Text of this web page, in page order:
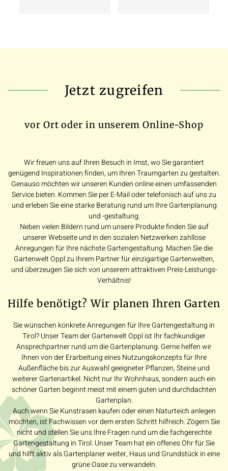
Jetzt zugreifen
vor Ort oder in unserem Online-Shop
Wir freuen uns auf Ihren Besuch in Imst, wo Sie garantiert
genügend Inspirationen finden, um Ihren Traumgarten zu gestalten.
Genauso möchten wir unseren Kunden online einen umfassenden
Service bieten. Kommen Sie per E-Mail oder telefonisch auf uns zu
und erleben Sie eine starke Beratung rund um Ihre Gartenplanung
und -gestaltung.
Neben vielen Bildern rund um unsere Produkte finden Sie auf
unserer Webseite und in den sozialen Netzwerken zahllose
Anregungen für Ihre nächste Gartengestaltung. Machen Sie die
Gartenwelt Oppl zu Ihrem Partner für einzigartige Gartenwelten,
und überzeugen Sie sich von unserem attraktiven Preis-Leistungs-
Verhältnis!
Hilfe benötigt? Wir planen Ihren Garten
Sie wünschen konkrete Anregungen für Ihre Gartengestaltung in
Tirol? Unser Team der Gartenwelt Oppl ist Ihr fachkundiger
Ansprechpartner rund um die Gartenplanung. Gerne helfen wir
Ihnen von der Erarbeitung eines Nutzungskonzepts für Ihre
Außenfläche bis zur Auswahl geeigneter Pflanzen, Steine und
weiterer Gartenartikel. Nicht nur Ihr Wohnhaus, sondern auch ein
schöner Garten beginnt meist mit einem guten und durchdachten
Gartenplan.
Auch wenn Sie Kunstrasen kaufen oder einen Naturteich anlegen
möchten, ist Fachwissen vor dem ersten Schritt hilfreich. Zögern Sie
nicht und stellen Sie uns Ihre Fragen rund um die fachgerechte
Gartengestaltung in Tirol. Unser Team hat ein offenes Ohr für Sie
und hilft aktiv als Gartenplaner weiter, Haus und Grundstück in eine
grüne Oase zu verwandeln.